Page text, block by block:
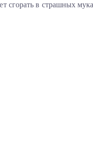
сгорать в страшных